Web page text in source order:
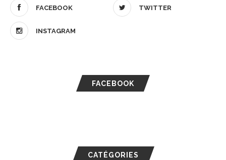
FACEBOOK TWITTER
INSTAGRAM
FACEBOOK
CATÉGORIES